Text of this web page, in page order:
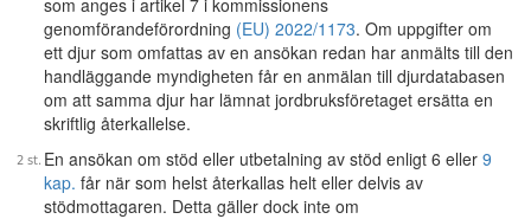
som anges i artikel 7 i kommissionens
genomförandeförordning (EU) 2022/1173. Om uppgifter om
ett djur som omfattas av en ansökan redan har anmälts till den
handläggande myndigheten får en anmälan till djurdatabasen
om att samma djur har lämnat jordbruksföretaget ersätta en
skriftlig återkallelse.
En ansökan om stöd eller utbetalning av stöd enligt 6 eller 9
kap. får när som helst återkallas helt eller delvis av
stödmottagaren. Detta gäller dock inte om